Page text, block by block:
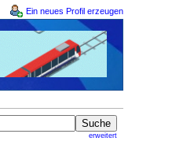
Ein neues Profil erzeugen
erweitert